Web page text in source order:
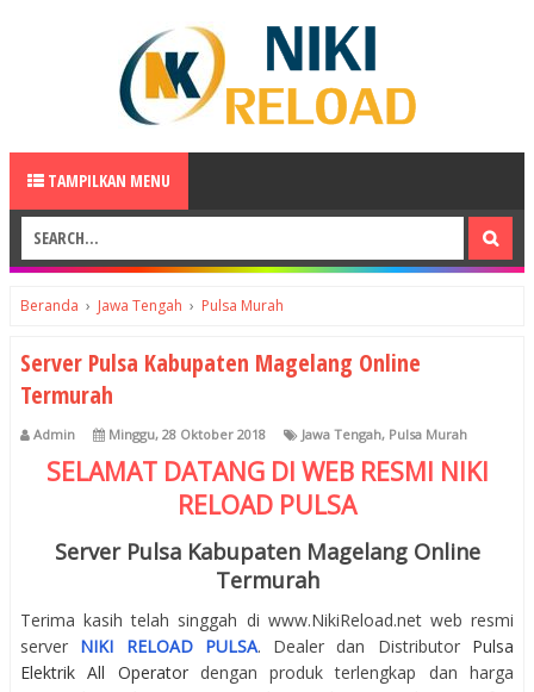
TAMPILKAN MENU
Beranda › Jawa Tengah › Pulsa Murah
Server Pulsa Kabupaten Magelang Online
Termurah
Admin Minggu, 28 Oktober 2018 Jawa Tengah, Pulsa Murah
SELAMAT DATANG DI WEB RESMI NIKI
RELOAD PULSA
Server Pulsa Kabupaten Magelang Online
Termurah
Terima kasih telah singgah di www.NikiReload.net web resmi
server NIKI RELOAD PULSA. Dealer dan Distributor Pulsa
Elektrik All Operatordengan produk terlengkap dan harga